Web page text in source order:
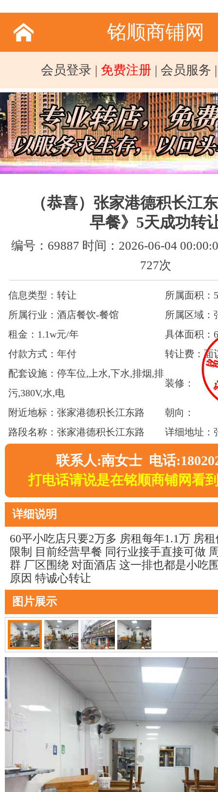
铭顺商铺网
会员登录 | 免费注册 | 会员服务
（恭喜）张家港德积长江
早餐》5天成功转
编号：69887 时间：2026-06-04
727次
信息类型：转让
所属面积：
所属行业：酒店餐饮-餐馆
所属区域：
租金：1.1w元/年
具体面积：
付款方式：年付
转让费：面
配套设施：停车位,上水,下水,排烟,排
污,380V,水,电
装修：
附近地标：张家港德积长江东路
朝向：
路段名称：张家港德积长江东路
详细地址：
联系人:南女士 电话
打电话请说是在铭顺商铺网看
详细说明
60平小吃店只要2万多 房租每年1.1万 房
限制 目前经营早餐 同行业接手直接可做
群 厂区围绕 对面酒店 这一排也都是小吃
原因 特诚心转让
图片展示